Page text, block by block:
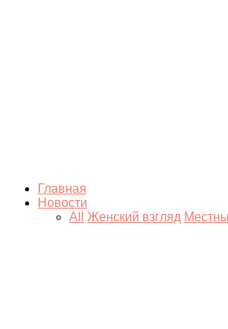
Главная
Новости
All
Женский взгляд